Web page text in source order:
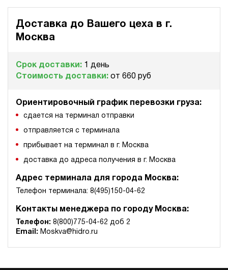
Доставка до Вашего цеха в г.
Москва
Срок доставки: 1 день
Стоимость доставки: от 660 руб
Ориентировочный график перевозки груза:
сдается на терминал отправки
отправляется с терминала
прибывает на терминал в г. Москва
доставка до адреса получения в г. Москва
Адрес терминала для города Москва:
Телефон терминала: 8(495)150-04-62
Контакты менеджера по городу Москва:
Телефон: 8(800)775-04-62 доб 2
Email: Moskva@hidro.ru